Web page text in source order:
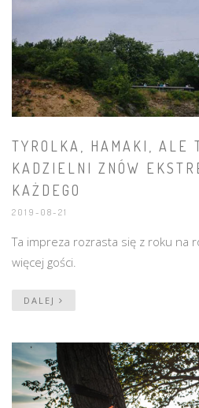
TYROLKA, HAMAKI, ALE
KADZIELNI ZNÓW
KAŻDEGO
2019-08-21
Ta impreza rozrasta się z roku na
więcej gości.
DALEJ